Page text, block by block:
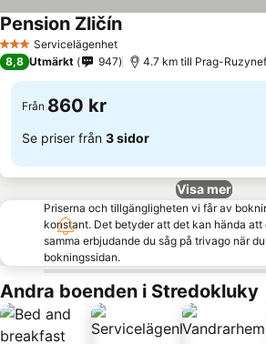
3 StjärnorServicelägenhet
Pension Zličín
8,8 Utmärkt 947 4.7 km till Prag-
Från 860 kr
Se priser från 3 sidor
Visa mer
Priserna och tillgängligheten vi får av
konstant. Det betyder att det kan hända
samma erbjudande du såg på trivago när
bokningssidan.
Andra boenden i Stredokluky